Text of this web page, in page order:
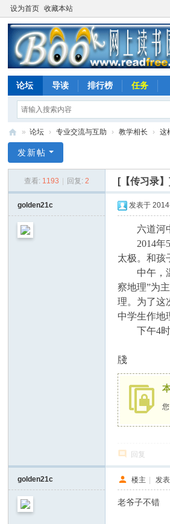
设为首页 收藏本站
论坛 导读 排行榜 任务
上
书
地
» 论坛 › 专业交流与互助 › 教学相长 › 这
发新帖
查看: 1193 回复: 2 [【传习录
golden21c 发表于
六道河中
2014年5
太极。和孩
中午，温
察地理”为
理。为了这
中学生作地
下午4时
牋
回复
golden21c 楼主 | 发
老爷子不错